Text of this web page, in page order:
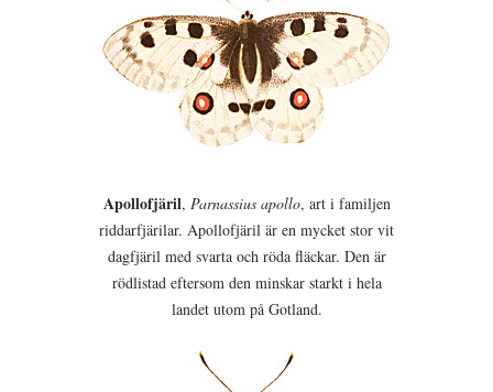
Apollofjäril, Parnassius apollo, art i familjen
riddarfjärilar. Apollofjäril är en mycket stor vit
dagfjäril med svarta och röda fläckar. Den är
rödlistad eftersom den minskar starkt i hela
landet utom på Gotland.